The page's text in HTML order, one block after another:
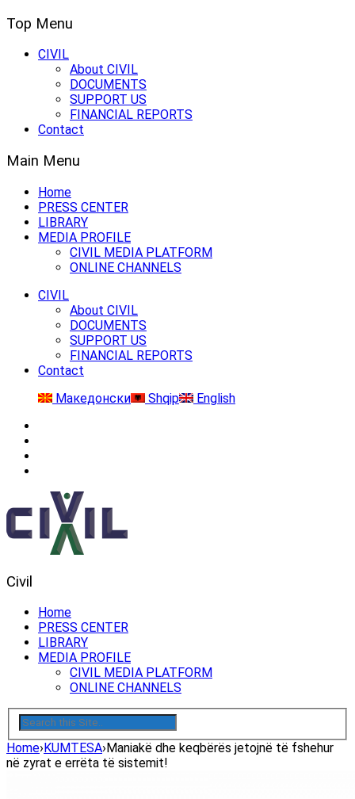
Top Menu
CIVIL
About CIVIL
DOCUMENTS
SUPPORT US
FINANCIAL REPORTS
Contact
Main Menu
Home
PRESS CENTER
LIBRARY
MEDIA PROFILE
CIVIL MEDIA PLATFORM
ONLINE CHANNELS
CIVIL
About CIVIL
DOCUMENTS
SUPPORT US
FINANCIAL REPORTS
Contact
Македонски
Shqip English
Civil
Home
PRESS CENTER
LIBRARY
MEDIA PROFILE
CIVIL MEDIA PLATFORM
ONLINE CHANNELS
Home›KUMTESA›Maniakë dhe keqbërës jetojnë të fshehur
në zyrat e errëta të sistemit!